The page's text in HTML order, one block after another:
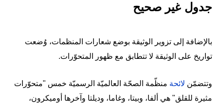
جدول غير صحيح
بالإضافة إلى تزوير الوثيقة بوضع شعارات المنظمات، وُضعت
تواريخ على الوثيقة لا تتطابق مع ظهور المتحوّرات.
وتتضمّن لائحة منظّمة الصحّة العالميّة الرسميّة خمس "متحوّرات
مثيرة للقلق" هي ألفا، وبيتا، وغاما، وديلتا وآخرها أوميكرون،